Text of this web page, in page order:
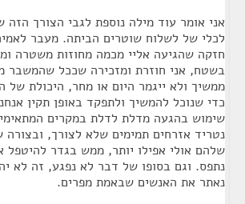
אני אומר עוד מילה נוספת לגבי הצורך הזה
לכלי של לשלוח שוטרים הביתה. מעבר
חזקה שהגיעה אליי מכמה מחוזות משטרה
בשטח, אני חוזרת ומזכירה שככל שהמשבר
ממשיך ולא ייגמר היום או מחר, היכולת
כדי שנוכל להמשיך ולתפקד באופן תקין
שימוש בהגעה מדלת לדלת במקרים
נטריד אזרחים תמימים שלא לצורך, ובצורה
שלהם אולי אפילו יותר, ממש בגדר להיטפל
נתפס. וגם בסופו של דבר לא נפגע, זה לא
נאתר את האנשים שבאמת מפרים.